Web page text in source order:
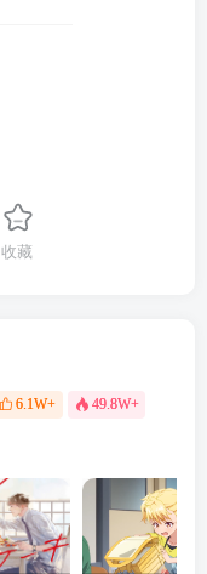
收藏
6.1W+ 49.8W+